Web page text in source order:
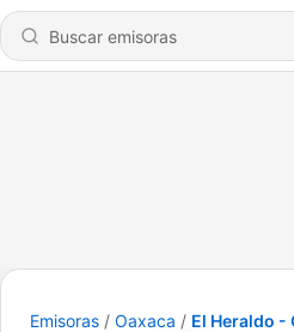
Emisoras Oaxaca El Heraldo -